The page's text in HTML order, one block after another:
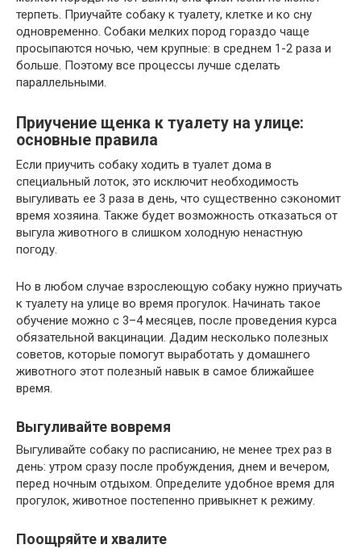
терпеть. Приучайте собаку к туалету, клетке и ко сну
одновременно. Собаки мелких пород гораздо чаще
просыпаются ночью, чем крупные: в среднем 1-2 раза и
больше. Поэтому все процессы лучше сделать
параллельными.
Приучение щенка к туалету на улице:
основные правила
Если приучить собаку ходить в туалет дома в
специальный лоток, это исключит необходимость
выгуливать ее 3 раза в день, что существенно сэкономит
время хозяина. Также будет возможность отказаться от
выгула животного в слишком холодную ненастную
погоду.
Но в любом случае взрослеющую собаку нужно приучать
к туалету на улице во время прогулок. Начинать такое
обучение можно с 3–4 месяцев, после проведения курса
обязательной вакцинации. Дадим несколько полезных
советов, которые помогут выработать у домашнего
животного этот полезный навык в самое ближайшее
время.
Выгуливайте вовремя
Выгуливайте собаку по расписанию, не менее трех раз в
день: утром сразу после пробуждения, днем и вечером,
перед ночным отдыхом. Определите удобное время для
прогулок, животное постепенно привыкнет к режиму.
Поощряйте и хвалите